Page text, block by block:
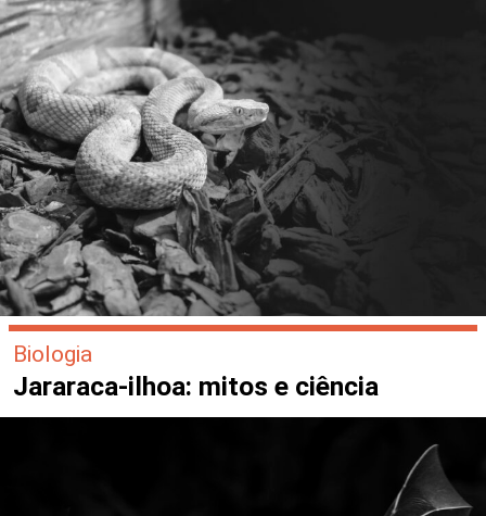
Biologia
Jararaca-ilhoa: mitos e ciência